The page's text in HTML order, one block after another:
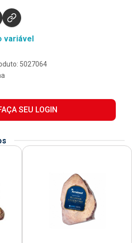
variável
5027064
SEU LOGIN